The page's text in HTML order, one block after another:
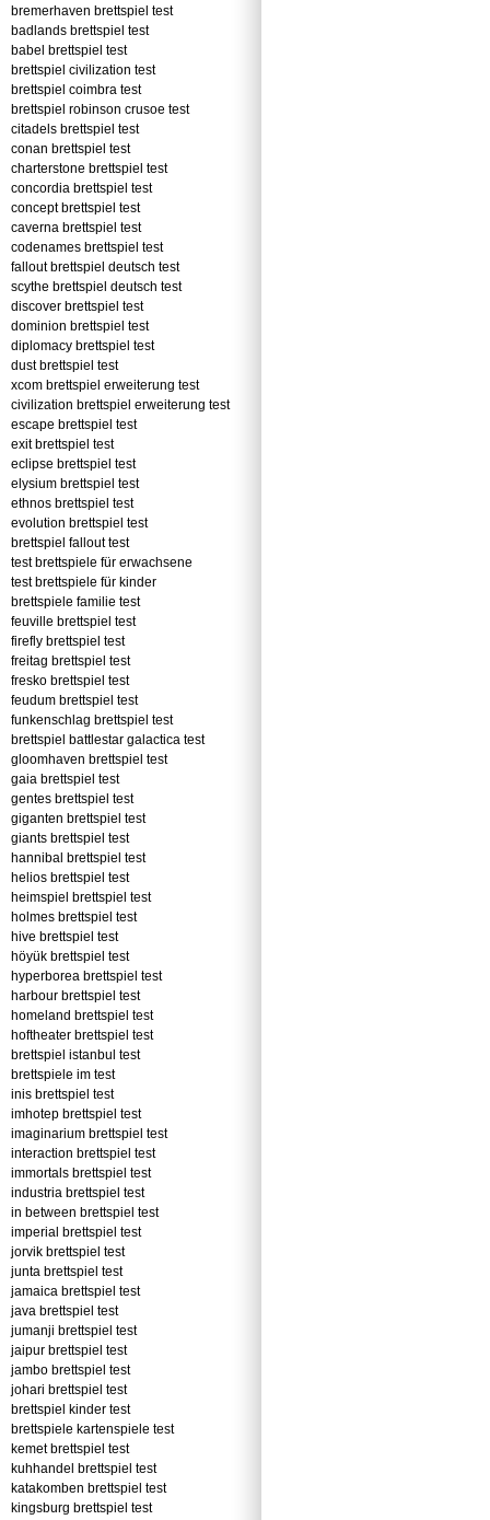
bremerhaven brettspiel test
badlands brettspiel test
babel brettspiel test
brettspiel civilization test
brettspiel coimbra test
brettspiel robinson crusoe test
citadels brettspiel test
conan brettspiel test
charterstone brettspiel test
concordia brettspiel test
concept brettspiel test
caverna brettspiel test
codenames brettspiel test
fallout brettspiel deutsch test
scythe brettspiel deutsch test
discover brettspiel test
dominion brettspiel test
diplomacy brettspiel test
dust brettspiel test
xcom brettspiel erweiterung test
civilization brettspiel erweiterung test
escape brettspiel test
exit brettspiel test
eclipse brettspiel test
elysium brettspiel test
ethnos brettspiel test
evolution brettspiel test
brettspiel fallout test
test brettspiele für erwachsene
test brettspiele für kinder
brettspiele familie test
feuville brettspiel test
firefly brettspiel test
freitag brettspiel test
fresko brettspiel test
feudum brettspiel test
funkenschlag brettspiel test
brettspiel battlestar galactica test
gloomhaven brettspiel test
gaia brettspiel test
gentes brettspiel test
giganten brettspiel test
giants brettspiel test
hannibal brettspiel test
helios brettspiel test
heimspiel brettspiel test
holmes brettspiel test
hive brettspiel test
höyük brettspiel test
hyperborea brettspiel test
harbour brettspiel test
homeland brettspiel test
hoftheater brettspiel test
brettspiel istanbul test
brettspiele im test
inis brettspiel test
imhotep brettspiel test
imaginarium brettspiel test
interaction brettspiel test
immortals brettspiel test
industria brettspiel test
in between brettspiel test
imperial brettspiel test
jorvik brettspiel test
junta brettspiel test
jamaica brettspiel test
java brettspiel test
jumanji brettspiel test
jaipur brettspiel test
jambo brettspiel test
johari brettspiel test
brettspiel kinder test
brettspiele kartenspiele test
kemet brettspiel test
kuhhandel brettspiel test
katakomben brettspiel test
kingsburg brettspiel test